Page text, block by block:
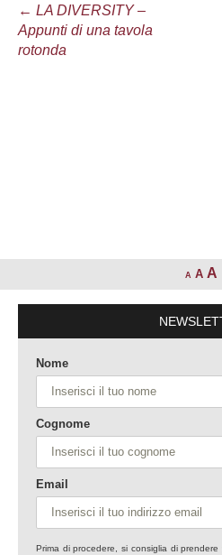
Navigazione
articolo
← LA DIVERSITY –
Appunti di una tavola
rotonda
A A A
Nome
Cognome
Email
Prima di procedere, si consiglia di